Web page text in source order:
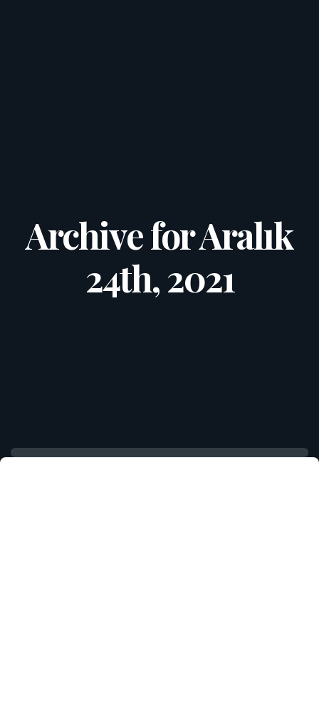
Archive for Aralık
24th, 2021